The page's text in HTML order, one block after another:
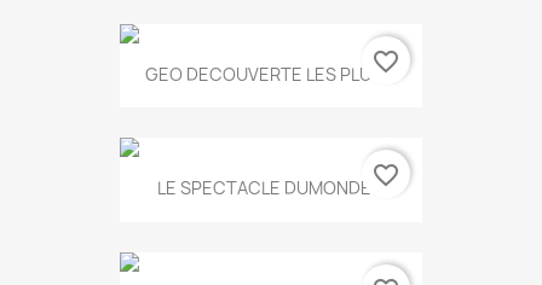
GEO DECOUVERTE LES PLUS...
favorite_border
LE SPECTACLE DUMONDE...favorite_border